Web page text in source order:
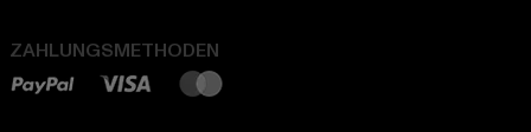
ZAHLUNGSMETHODEN